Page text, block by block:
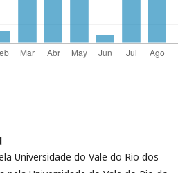
Universidade do Vale do Rio dos